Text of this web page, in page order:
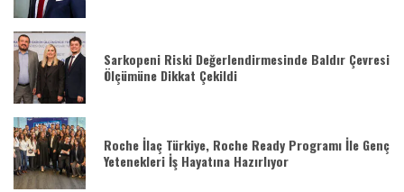
Sarkopeni Riski Değerlendirmesinde Baldır Çevresi
Ölçümüne Dikkat Çekildi
Roche İlaç Türkiye, Roche Ready Programı İle Genç
Yetenekleri İş Hayatına Hazırlıyor